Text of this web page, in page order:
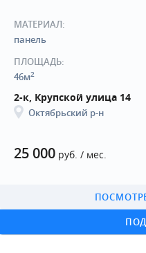
25 000 руб. / мес.
2-к, Крупской улица 14
Октябрьский р-н
МАТЕРИАЛ:
панель
ПЛОЩАДЬ:
46м2